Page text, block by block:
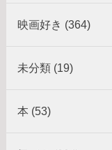
映画好き (364)
未分類 (19)
本 (53)